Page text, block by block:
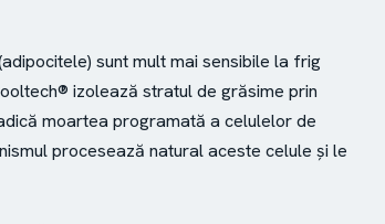
sunt mult mai sensibile la frig
izolează stratul de grăsime prin
moartea programată a celulelor de
procesează natural aceste celule și le